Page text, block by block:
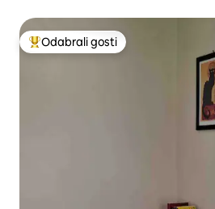
Među najviše rangiranima s
Odabrali gosti